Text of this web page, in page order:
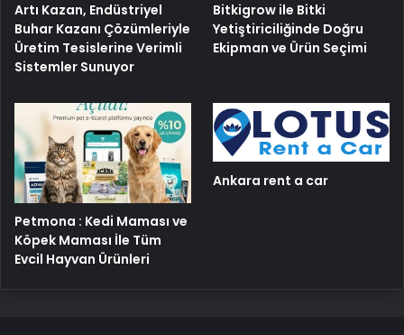
Artı Kazan, Endüstriyel
Buhar Kazanı Çözümleriyle
Üretim Tesislerine Verimli
Sistemler Sunuyor
Bitkigrow ile Bitki
Yetiştiriciliğinde Doğru
Ekipman ve Ürün Seçimi
Petmona : Kedi Maması ve
Köpek Maması İle Tüm
Evcil Hayvan Ürünleri
Ankara rent a car